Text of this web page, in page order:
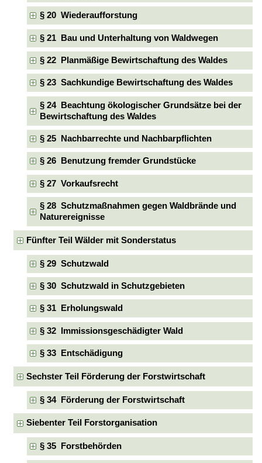
§ 20 Wiederaufforstung
§ 21 Bau und Unterhaltung von Waldwegen
§ 22 Planmäßige Bewirtschaftung des Waldes
§ 23 Sachkundige Bewirtschaftung des Waldes
§ 24 Beachtung ökologischer Grundsätze bei der
Bewirtschaftung des Waldes
§ 25 Nachbarrechte und Nachbarpflichten
§ 26 Benutzung fremder Grundstücke
§ 27 Vorkaufsrecht
§ 28 Schutzmaßnahmen gegen Waldbrände und
Naturereignisse
Fünfter Teil Wälder mit Sonderstatus
§ 29 Schutzwald
§ 30 Schutzwald in Schutzgebieten
§ 31 Erholungswald
§ 32 Immissionsgeschädigter Wald
§ 33 Entschädigung
Sechster Teil Förderung der Forstwirtschaft
§ 34 Förderung der Forstwirtschaft
Siebenter Teil Forstorganisation
§ 35 Forstbehörden